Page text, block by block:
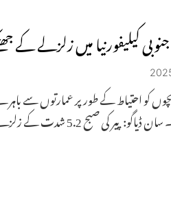
کیلیفورنیا میں زلزلے کے
کو احتیاط کے طور پر عمارتوں سے باہر
زمین ہلنے لگی۔ سان ڈیاگو: پیر